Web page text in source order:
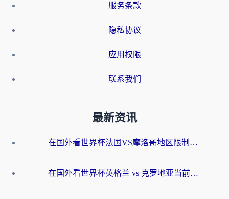
服务条款
隐私协议
应用权限
联系我们
最新资讯
在国外看世界杯法国VS摩洛哥地区限制？这篇指南让你流畅看中文解说无压力
在国外看世界杯英格兰 vs 克罗地亚当前地区不可播放？这篇指南帮你搞定所有海外观赛难题